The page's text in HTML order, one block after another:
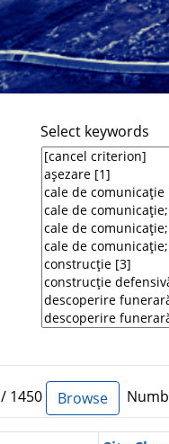
Select keywords
/ 1450